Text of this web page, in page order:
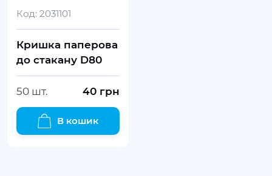
Код: 2031101
Кришка паперова
до стакану D80
50 шт. 40 грн
В кошик